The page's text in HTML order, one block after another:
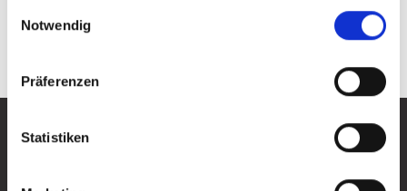
Notwendig
Präferenzen
Statistiken
+49 2722 / 64421
Hier ist immer etwas los!